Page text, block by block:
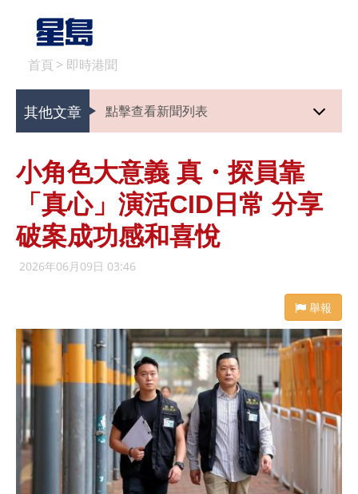
首頁 > 即時港聞
其他文章 點擊查看新聞列表
小角色大意義 真・探員靠
「真心」演活CID日常 分享
破案成功感和喜悅
2026年06月09日 03:46
舉報